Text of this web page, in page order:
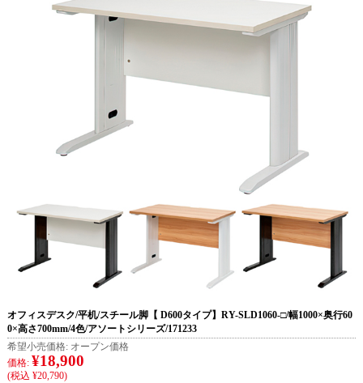
オフィスデスク/平机/スチール脚【 D600タイプ】RY-SLD1060-□/幅1000×奥行60
0×高さ700mm/4色/アソートシリーズ/171233
希望小売価格: オープン価格
価格: ¥18,900
(税込 ¥20,790)